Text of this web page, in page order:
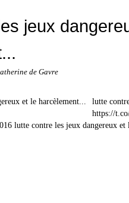
jeux
de Gavre
lutte
https://
lutte contre les jeux dangereux et